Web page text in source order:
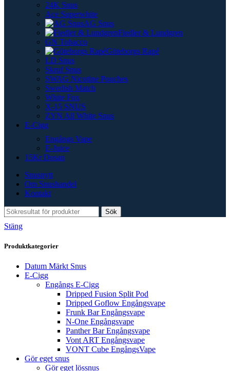
24K Snus
Ace Superwhite
AG Snus
Fiedler & Lundgren
GN Tobacco
Göteborgs Rapé
LD Snus
Skruf Snus
SWAG Nicotine Pouches
Swedish Match
White Fox
X-15 SNUS
ZYN All White Snus
E-Cigg
Engångs Vape
E-Juice
15Kr Dosan
Snusnytt
Om Snushandel
Kontakt
Sök
Stäng
Produktkategorier
Datum Märkt Snus
E-Cigg
Engångs E-Cigg
Dripped Fusion Split Pod
Dripped Goflow Engångsvape
Frunk Bar Engångsvape
N-One Engångsvape
Panther Bar Engångsvape
Vont ART Engångsvape
VONT Cube EngångsVape
Gör eget snus
Gör eget lössnus